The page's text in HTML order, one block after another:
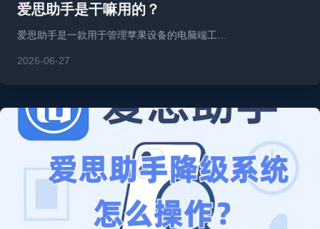
爱思助手是干嘛用的？
爱思助手是一款用于管理苹果设备的电脑端工…
2026-06-27